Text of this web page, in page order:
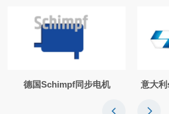
德国Schimpf同步电机 意大